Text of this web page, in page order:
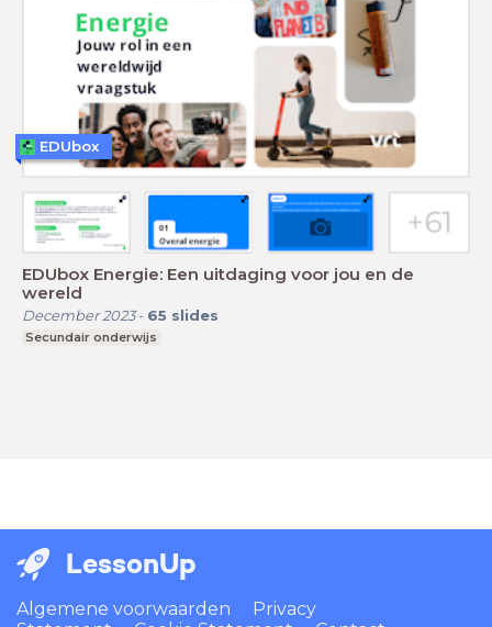
EDUbox Energie: Een uitdaging voor jou en de
wereld
December 2023- 65 slides
Secundair onderwijs
EDUbox
LessonUp
Algemene voorwaarden
Privacy